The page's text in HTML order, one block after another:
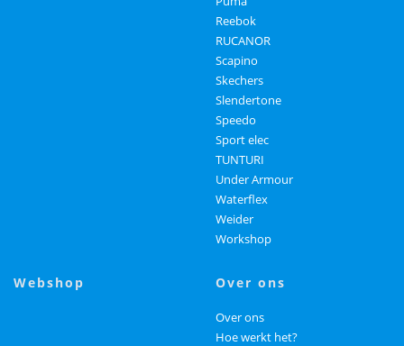
Reebok
RUCANOR
Scapino
Skechers
Slendertone
Speedo
Sport elec
TUNTURI
Under Armour
Waterflex
Weider
Workshop
webshop over ons
Over ons
Hoe werkt het?